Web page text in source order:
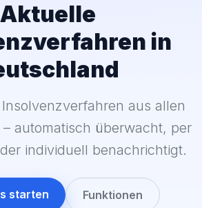
Aktuelle
in
aus allen
automatisch überwacht, per
individuell benachrichtigt.
starten Funktionen